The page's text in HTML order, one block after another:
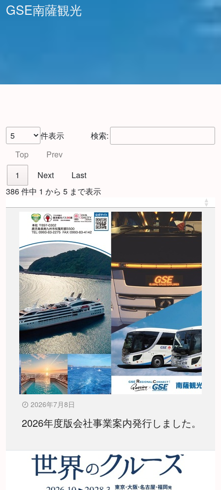
GSE南薩観光
件表示
検索:
Top
Prev
1
Next
Last
386 件中 1 から 5 まで表示
2026年7月8日
2026年度版会社事業案内発行しました。